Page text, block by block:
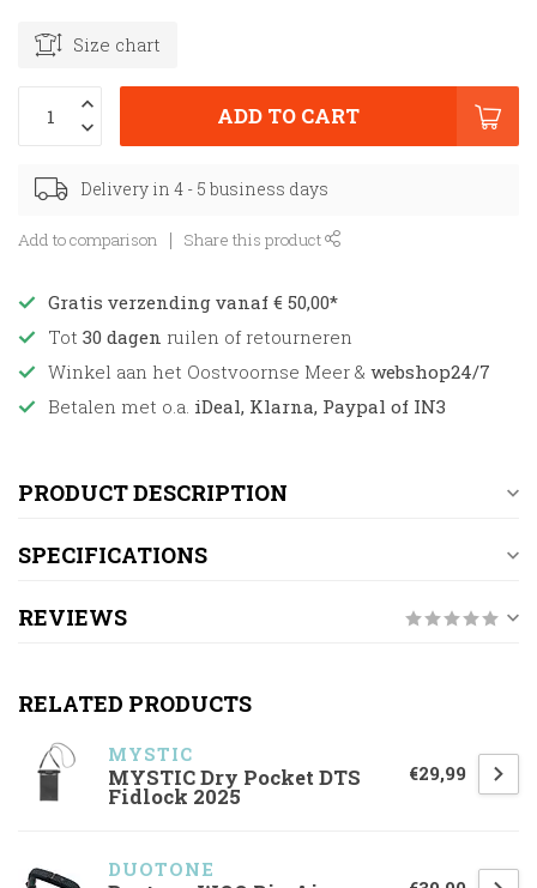
Size chart
ADD TO CART
Delivery in 4 - 5 business days
Add to comparison Share this product
Gratis verzending vanaf € 50,00*
Tot 30 dagen ruilen of retourneren
Winkel aan het Oostvoornse Meer & webshop24/7
Betalen met o.a. iDeal, Klarna, Paypal of IN3
PRODUCT DESCRIPTION
SPECIFICATIONS
REVIEWS
RELATED PRODUCTS
MYSTIC
MYSTIC Dry Pocket DTS
Fidlock 2025
€29,99
DUOTONE